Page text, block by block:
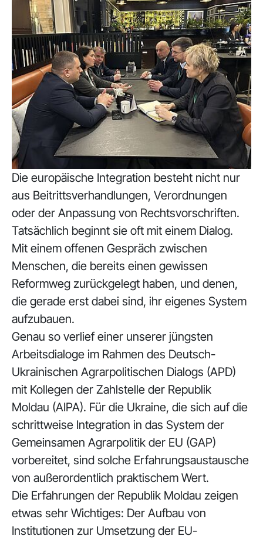
Die europäische Integration besteht nicht nur
aus Beitrittsverhandlungen, Verordnungen
oder der Anpassung von Rechtsvorschriften.
Tatsächlich beginnt sie oft mit einem Dialog.
Mit einem offenen Gespräch zwischen
Menschen, die bereits einen gewissen
Reformweg zurückgelegt haben, und denen,
die gerade erst dabei sind, ihr eigenes System
aufzubauen.
Genau so verlief einer unserer jüngsten
Arbeitsdialoge im Rahmen des Deutsch-
Ukrainischen Agrarpolitischen Dialogs (APD)
mit Kollegen der Zahlstelle der Republik
Moldau (AIPA). Für die Ukraine, die sich auf die
schrittweise Integration in das System der
Gemeinsamen Agrarpolitik der EU (GAP)
vorbereitet, sind solche Erfahrungsaustausche
von außerordentlich praktischem Wert.
Die Erfahrungen der Republik Moldau zeigen
etwas sehr Wichtiges: Der Aufbau von
Institutionen zur Umsetzung der EU-